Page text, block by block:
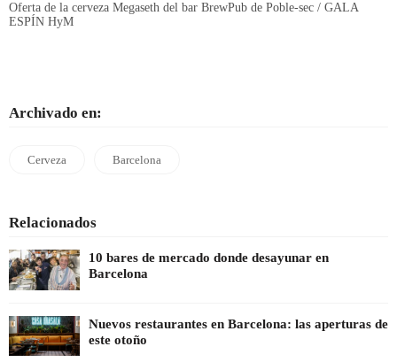
Oferta de la cerveza Megaseth del bar BrewPub de Poble-sec / GALA
ESPÍN HyM
Archivado en:
Cerveza Barcelona
Relacionados
10 bares de mercado donde desayunar en
Barcelona
Nuevos restaurantes en Barcelona: las aperturas de
este otoño